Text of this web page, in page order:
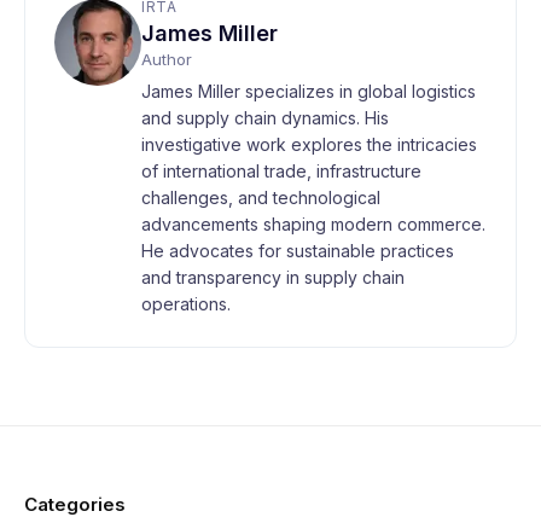
ÍRTA
James Miller
Author
James Miller specializes in global logistics
and supply chain dynamics. His
investigative work explores the intricacies
of international trade, infrastructure
challenges, and technological
advancements shaping modern commerce.
He advocates for sustainable practices
and transparency in supply chain
operations.
Categories